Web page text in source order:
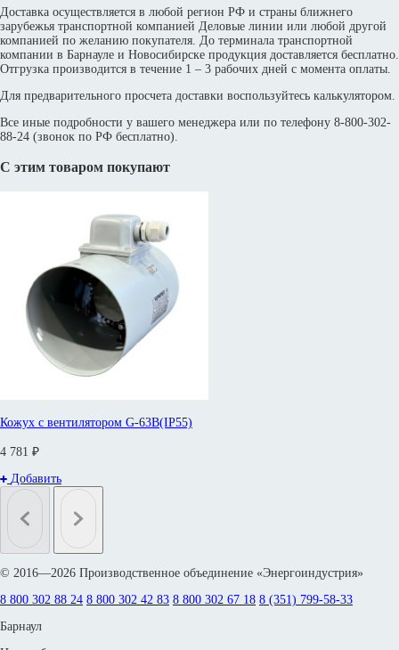
Доставка осуществляется в любой регион РФ и страны ближнего
зарубежья транспортной компанией Деловые линии или любой другой
компанией по желанию покупателя. До терминала транспортной
компании в Барнауле и Новосибирске продукция доставляется бесплатно.
Отгрузка производится в течение 1 – 3 рабочих дней с момента оплаты.
Для предварительного просчета доставки воспользуйтесь калькулятором.
Все иные подробности у вашего менеджера или по телефону 8-800-302-
88-24 (звонок по РФ бесплатно).
С этим товаром покупают
Кожух с вентилятором G-63B(IP55)
4 781 ₽
Добавить
© 2016—2026 Производственное объединение «Энергоиндустрия»
8 800 302 88 24 8 800 302 42 83 8 800 302 67 18 8 (351) 799-58-33
Барнаул